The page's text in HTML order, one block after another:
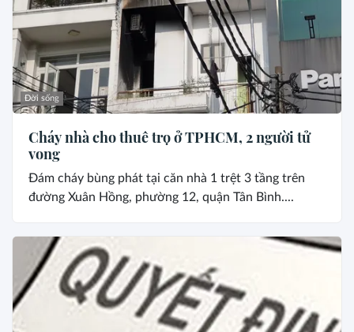
Đời sống
Cháy nhà cho thuê trọ ở TPHCM, 2 người tử
vong
Đám cháy bùng phát tại căn nhà 1 trệt 3 tầng trên
đường Xuân Hồng, phường 12, quận Tân Bình....